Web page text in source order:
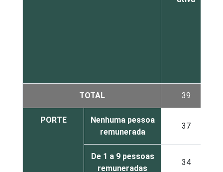
TOTAL 39
PORTE
Nenhuma pessoa
remunerada
37
De 1 a 9 pessoas
remuneradas
34